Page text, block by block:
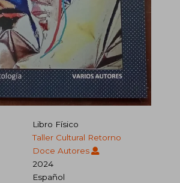
Libro Físico
Taller Cultural Retorno
Doce Autores
2024
Español